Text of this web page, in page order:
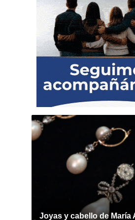
Joyas y cabello de María